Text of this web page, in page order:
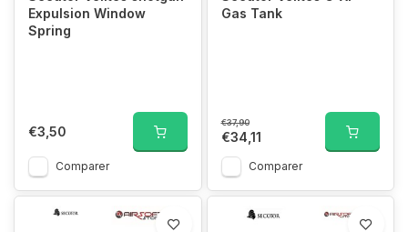
Expulsion Window
Spring
€3,50
Comparer
Gas Tank
€37,90
€34,11
Comparer